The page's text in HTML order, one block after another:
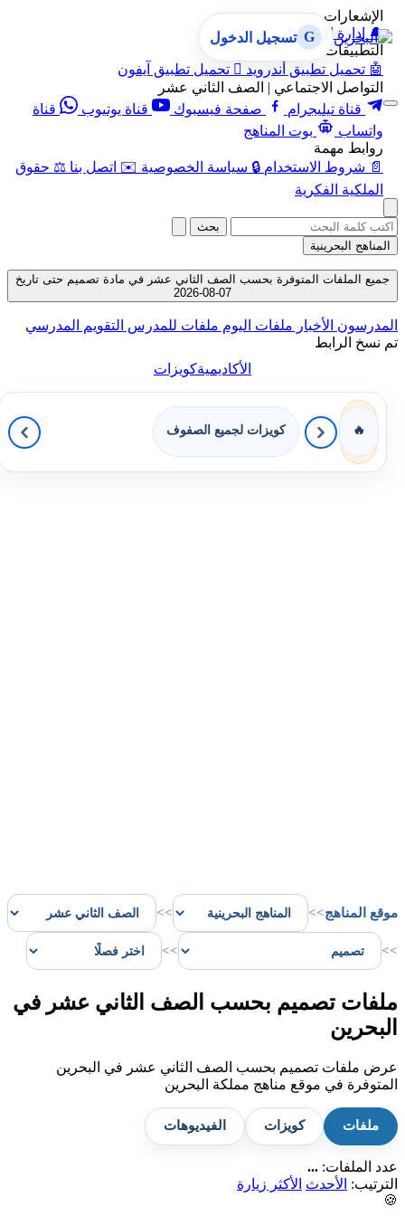
الإشعارات
🔔 إدارة الإشعارات
التطبيقات
🤖 تحميل تطبيق أندرويد  تحميل تطبيق آيفون
التواصل الاجتماعي | الصف الثاني عشر
قناة تيليجرام
صفحة فيسبوك قناة يوتيوب
قناة
واتساب
بوت المناهج
روابط مهمة
📄 شروط الاستخدام 🔒 سياسة الخصوصية ✉️ اتصل بنا ⚖️ حقوق
الملكية الفكرية
G تسجيل الدخول
بحث
المناهج البحرينية
جميع الملفات المتوفرة بحسب الصف الثاني عشر في مادة تصميم حتى تاريخ
07-08-2026
المدرسون الأخبار ملفات اليوم ملفات للمدرس التقويم المدرسي
تم نسخ الرابط
الأكاديميةكويزات
🔥 كويزات لجميع الصفوف
موقع المناهج>>
>>
>>
>>
ملفات تصميم بحسب الصف الثاني عشر في
البحرين
عرض ملفات تصميم بحسب الصف الثاني عشر في البحرين
المتوفرة في موقع مناهج مملكة البحرين
ملفات كويزات الفيديوهات
عدد الملفات: ...
الترتيب:
الأحدث
الأكثر زيارة
🍪